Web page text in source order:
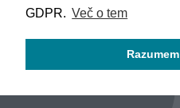
GDPR. Več o tem
Razumem
Kranj